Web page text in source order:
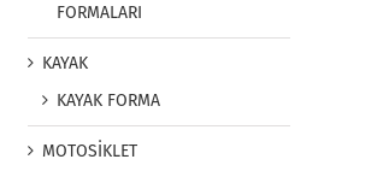
FORMALARI
KAYAK
KAYAK FORMA
MOTOSİKLET